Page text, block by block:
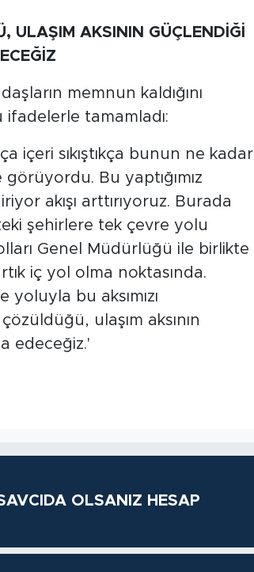
ULAŞIM AKSININ GÜÇLENDİĞİ
memnun kaldığını
tamamladı:
içeri sıkıştıkça bunun ne kadar
Bu yaptığımız
akışı arttırıyoruz. Burada
şehirlere tek çevre yolu
Genel Müdürlüğü ile birlikte
iç yol olma noktasında.
yoluyla bu aksımızı
ulaşım aksının
edeceğiz.'
OLSANIZ HESAP